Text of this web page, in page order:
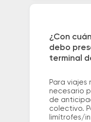
¿Con
debo
terminal
Para viajes
necesario
de
colectivo.
limítrofes/